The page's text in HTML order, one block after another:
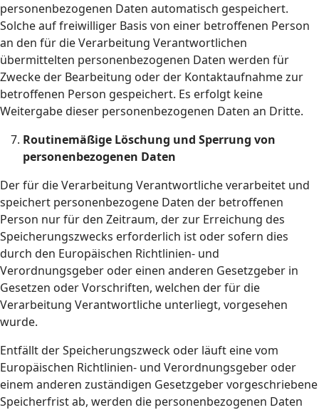
personenbezogenen Daten automatisch gespeichert.
Solche auf freiwilliger Basis von einer betroffenen Person
an den für die Verarbeitung Verantwortlichen
übermittelten personenbezogenen Daten werden für
Zwecke der Bearbeitung oder der Kontaktaufnahme zur
betroffenen Person gespeichert. Es erfolgt keine
Weitergabe dieser personenbezogenen Daten an Dritte.
Routinemäßige Löschung und Sperrung von
personenbezogenen Daten
Der für die Verarbeitung Verantwortliche verarbeitet und
speichert personenbezogene Daten der betroffenen
Person nur für den Zeitraum, der zur Erreichung des
Speicherungszwecks erforderlich ist oder sofern dies
durch den Europäischen Richtlinien- und
Verordnungsgeber oder einen anderen Gesetzgeber in
Gesetzen oder Vorschriften, welchen der für die
Verarbeitung Verantwortliche unterliegt, vorgesehen
wurde.
Entfällt der Speicherungszweck oder läuft eine vom
Europäischen Richtlinien- und Verordnungsgeber oder
einem anderen zuständigen Gesetzgeber vorgeschriebene
Speicherfrist ab, werden die personenbezogenen Daten